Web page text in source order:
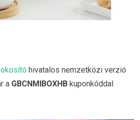
hivatalos nemzetközi verzió
a GBCNMIBOXHB kuponkóddal